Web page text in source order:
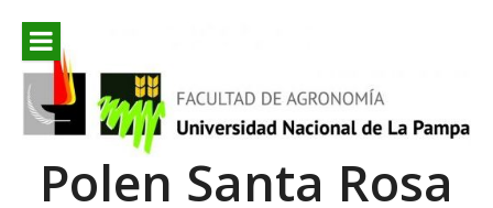
contenido
Polen Santa Rosa